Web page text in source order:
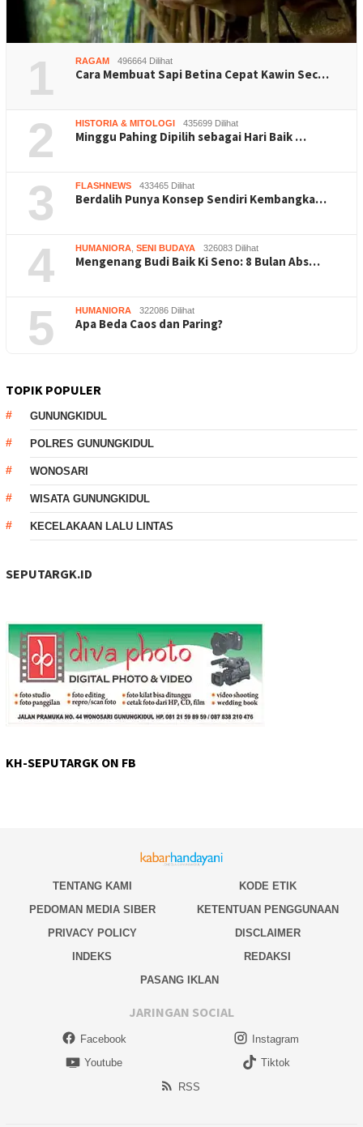
1 RAGAM 496664 Dilihat
Cara Membuat Sapi Betina Cepat Kawin Sec…
2 HISTORIA & MITOLOGI 435699 Dilihat
Minggu Pahing Dipilih sebagai Hari Baik …
3 FLASHNEWS 433465 Dilihat
Berdalih Punya Konsep Sendiri Kembangka…
4 HUMANIORA SENI BUDAYA 326083 Dilihat
Mengenang Budi Baik Ki Seno: 8 Bulan Abs…
5 HUMANIORA 322086 Dilihat
Apa Beda Caos dan Paring?
TOPIK POPULER
GUNUNGKIDUL
POLRES GUNUNGKIDUL
WONOSARI
WISATA GUNUNGKIDUL
KECELAKAAN LALU LINTAS
SEPUTARGK.ID
KH-SEPUTARGK ON FB
TENTANG KAMI
KODE ETIK
PEDOMAN MEDIA SIBER
KETENTUAN PENGGUNAAN
PRIVACY POLICY
DISCLAIMER
INDEKS
REDAKSI
PASANG IKLAN
JARINGAN SOCIAL
Facebook
Instagram
Youtube
Tiktok
RSS